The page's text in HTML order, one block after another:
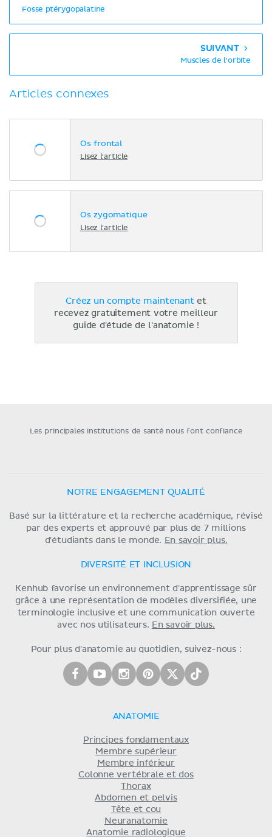
Fosse ptérygopalatine
SUIVANT
Muscles de l'orbite
Articles connexes
Os frontal
Lisez l'article
Os zygomatique
Lisez l'article
Créez un compte maintenantet
recevez gratuitement votre meilleur
guide d'étude de l'anatomie !
Les principales institutions de santé nous font confiance
NOTRE ENGAGEMENT QUALITÉ
Basé sur la littérature et la recherche académique, révisé
par des experts et approuvé par plus de 7 millions
d'étudiants dans le monde. En savoir plus.
DIVERSITÉ ET INCLUSION
Kenhub favorise un environnement d'apprentissage sûr
grâce à une représentation de modèles diversifiée, une
terminologie inclusive et une communication ouverte
avec nos utilisateurs. En savoir plus.
Pour plus d'anatomie au quotidien, suivez-nous :
ANATOMIE
Principes fondamentaux
Membre supérieur
Membre inférieur
Colonne vertébrale et dos
Thorax
Abdomen et pelvis
Tête et cou
Neuranatomie
Anatomie radiologique